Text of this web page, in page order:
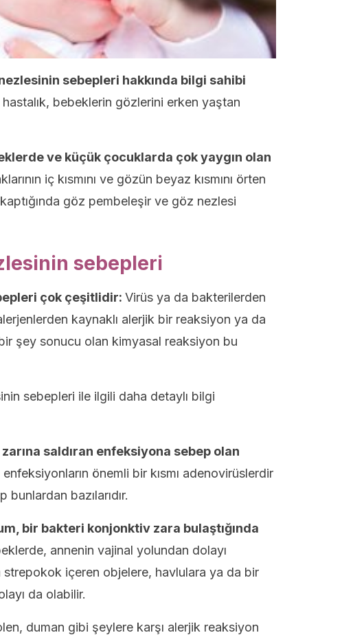
sebepleri hakkında bilgi sahibi
bebeklerin gözlerini erken yaştan
ve küçük çocuklarda çok yaygın olan
iç kısmını ve gözün beyaz kısmını örten
göz pembeleşir ve göz nezlesi
sebepleri
çok çeşitlidir: Virüs ya da bakterilerden
kaynaklı alerjik bir reaksiyon ya da
şey sonucu olan kimyasal reaksiyon bu
sebepleri ile ilgili daha detaylı bilgi
zarına saldıran enfeksiyona sebep olan
enfeksiyonların önemli bir kısmı adenovirüslerdir
bunlardan bazılarıdır.
bir bakteri konjonktiv zara bulaştığında
annenin vajinal yolundan dolayı
içeren objelere, havlulara ya da bir
da olabilir.
duman gibi şeylere karşı alerjik reaksiyon